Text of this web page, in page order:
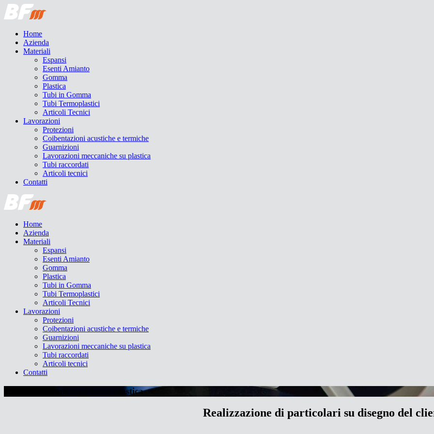
Home
Azienda
Materiali
Espansi
Esenti Amianto
Gomma
Plastica
Tubi in Gomma
Tubi Termoplastici
Articoli Tecnici
Lavorazioni
Protezioni
Coibentazioni acustiche e termiche
Guarnizioni
Lavorazioni meccaniche su plastica
Tubi raccordati
Articoli tecnici
Contatti
Home
Azienda
Materiali
Espansi
Esenti Amianto
Gomma
Plastica
Tubi in Gomma
Tubi Termoplastici
Articoli Tecnici
Lavorazioni
Protezioni
Coibentazioni acustiche e termiche
Guarnizioni
Lavorazioni meccaniche su plastica
Tubi raccordati
Articoli tecnici
Contatti
Lavorazioni meccaniche su plastica
Realizzazione di particolari su disegno del